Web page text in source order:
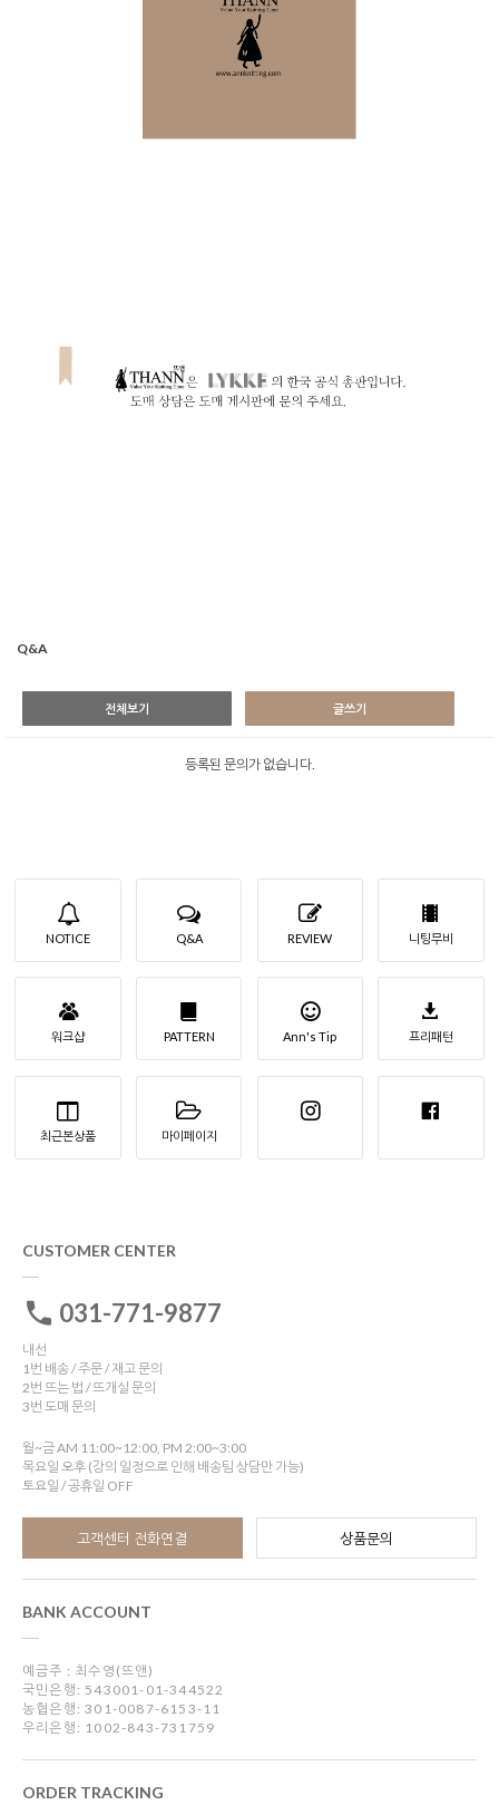
Q&A
전체보기 글쓰기
등록된 문의가 없습니다.
NOTICE Q&A REVIEW 니팅무비
워크샵 PATTERN Ann's Tip 프리패턴
최근본상품 마이페이지
CUSTOMER CENTER
031-771-9877
내선
1번 배송 / 주문 / 재고 문의
2번 뜨는 법 / 뜨개실 문의
3번 도매 문의
월~금 AM 11:00~12:00, PM 2:00~3:00
목요일 오후 (강의 일정으로 인해 배송팀 상담만 가능)
토요일 / 공휴일 OFF
고객센터 전화연결 상품문의
BANK ACCOUNT
예금주 : 최수영(뜨앤)
국민은행: 543001-01-344522
농협은행: 301-0087-6153-11
우리은행: 1002-843-731759
ORDER TRACKING